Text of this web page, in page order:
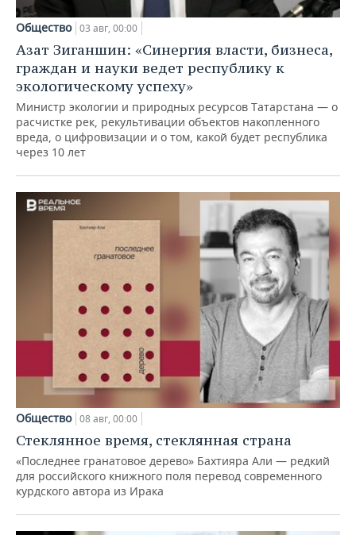
Общество 03 авг, 00:00
Азат Зиганшин: «Синергия власти, бизнеса,
граждан и науки ведет республику к
экологическому успеху»
Министр экологии и природных ресурсов Татарстана — о
расчистке рек, рекультивации объектов накопленного
вреда, о цифровизации и о том, какой будет республика
через 10 лет
Общество 08 авг, 00:00
Стеклянное время, стеклянная страна
«Последнее гранатовое дерево» Бахтияра Али — редкий
для российского книжного поля перевод современного
курдского автора из Ирака